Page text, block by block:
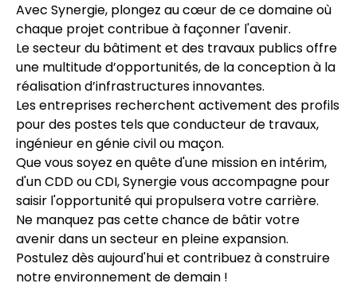
Avec Synergie, plongez au cœur de ce domaine où
chaque projet contribue à façonner l'avenir.
Le secteur du bâtiment et des travaux publics offre
une multitude d’opportunités, de la conception à la
réalisation d’infrastructures innovantes.
Les entreprises recherchent activement des profils
pour des postes tels que conducteur de travaux,
ingénieur en génie civil ou maçon.
Que vous soyez en quête d'une mission en intérim,
d'un CDD ou CDI, Synergie vous accompagne pour
saisir l'opportunité qui propulsera votre carrière.
Ne manquez pas cette chance de bâtir votre
avenir dans un secteur en pleine expansion.
Postulez dès aujourd'hui et contribuez à construire
notre environnement de demain !